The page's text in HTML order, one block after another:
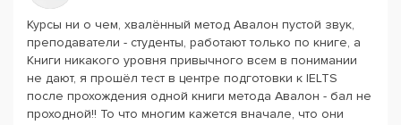
Курсы ни о чем, хвалённый метод Авалон пустой звук,
преподаватели - студенты, работают только по книге, а
Книги никакого уровня привычного всем в понимании
не дают, я прошёл тест в центре подготовки к IELTS
после прохождения одной книги метода Авалон - бал не
проходной!! То что многим кажется вначале, что они